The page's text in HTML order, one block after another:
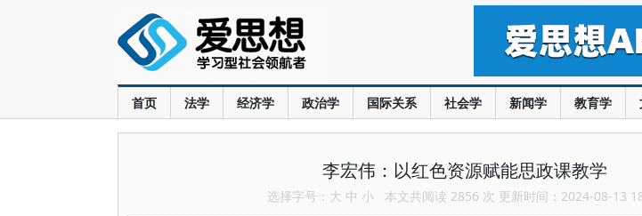
首页 法学 经济学 政治学 国际关系 社会学 新闻学 教育学
李宏伟：以红色资源赋能思政课教学
选择字号： 大 中 小 本文共阅读 2856 次 更新时间：2024-08-13